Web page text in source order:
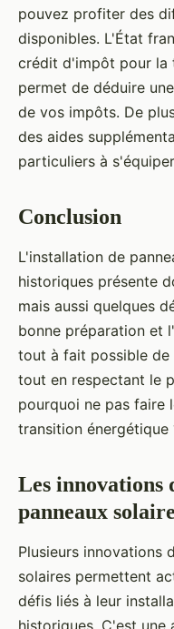
pouvez profiter des
disponibles. L'État
crédit d'impôt pour la
permet de déduire
de vos impôts. De
des aides
particuliers à
Conclusion
L'installation de
historiques présente
mais aussi quelques
bonne préparation et
tout à fait possible
tout en respectant le
pourquoi ne pas faire
transition énergétique
Les innovations
panneaux
Plusieurs innovations
solaires permettent
défis liés à leur